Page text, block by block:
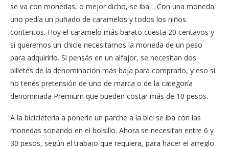
se va con monedas, o mejor dicho, se iba… Con una moneda
uno pedía un puñado de caramelos y todos los niños
contentos. Hoy el caramelo más barato cuesta 20 centavos y
si queremos un chicle necesitamos la moneda de un peso
para adquirirlo. Si pensás en un alfajor, se necesitan dos
billetes de la denominación más baja para comprarlo, y eso si
no tenés pretensión de uno de marca o de la categoría
denominada Premium que pueden costar más de 10 pesos.
A la bicicletería a ponerle un parche a la bici se iba con las
monedas sonando en el bolsillo. Ahora se necesitan entre 6 y
30 pesos, según el trabajo que requiera, para hacer el arreglo